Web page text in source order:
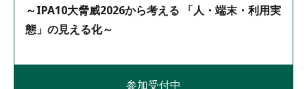
～IPA10大脅威2026から考える 「人・端末・利用実
態」の見える化～
参加受付中